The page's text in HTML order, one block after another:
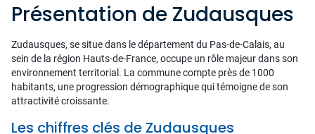
Présentation de Zudausques
Zudausques, se situe dans le département du Pas-de-Calais, au
sein de la région Hauts-de-France, occupe un rôle majeur dans son
environnement territorial. La commune compte près de 1000
habitants, une progression démographique qui témoigne de son
attractivité croissante.
Les chiffres clés de Zudausques